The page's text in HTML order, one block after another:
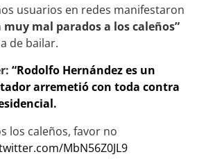
usuarios en redes manifestaron
muy mal parados a los caleños”
de bailar.
“Rodolfo Hernández es un
arremetió con toda contra
los caleños, favor no
MbN56Z0JL9